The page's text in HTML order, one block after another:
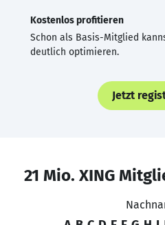
Kostenlos profitieren
Schon als Basis-Mitglied
deutlich optimieren.
Jetzt
21 Mio. XING